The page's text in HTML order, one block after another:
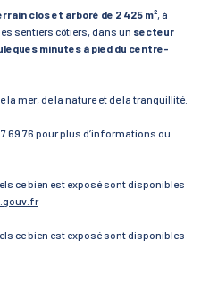
clos et arboré de 2 425 m², à
sentiers côtiers, dans un secteur
minutes à pied du centre-
la mer, de la nature et de la tranquillité.
69 76 pour plus d’informations ou
ce bien est exposé sont disponibles
ce bien est exposé sont disponibles